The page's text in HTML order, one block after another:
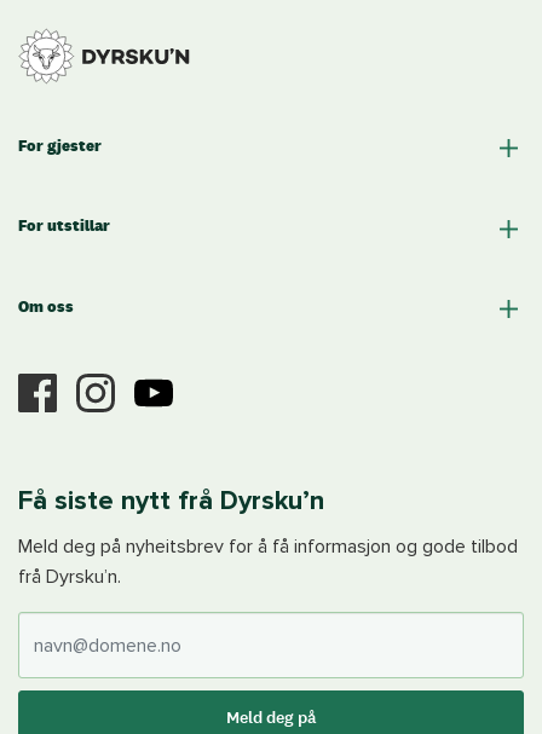
For gjester
For utstillar
Om oss
Få siste nytt frå Dyrsku’n
Meld deg på nyheitsbrev for å få informasjon og gode tilbod
frå Dyrsku’n.
Meld deg på